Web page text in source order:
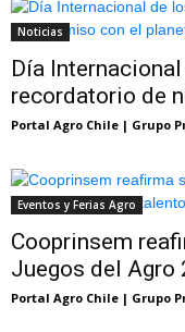
Noticias
Día
recordatorio de
Portal Agro Chile | Grupo
Eventos y Ferias Agro
Cooprinsem
Juegos del Agro
Portal Agro Chile | Grupo